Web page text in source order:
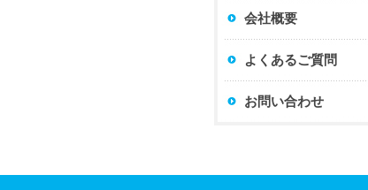
会社概要
よくあるご質問
お問い合わせ